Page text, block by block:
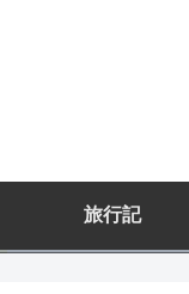
旅行記